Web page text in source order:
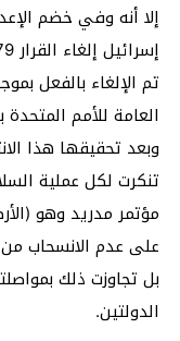
إلا أنه وفي خضم
وبعد تحقيقها هذا
تنكرت لكل عملية
مؤتمر مدريد وهو
على عدم الانسحاب من
بل تجاوزت ذلك
الدولتين.